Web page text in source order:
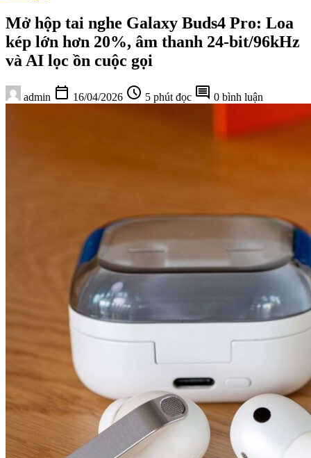
Mở hộp tai nghe Galaxy Buds4 Pro: Loa
kép lớn hơn 20%, âm thanh 24-bit/96kHz
và AI lọc ồn cuộc gọi
admin calendar_today 16/04/2026 schedule 5 phút đọc comment 0 bình luận